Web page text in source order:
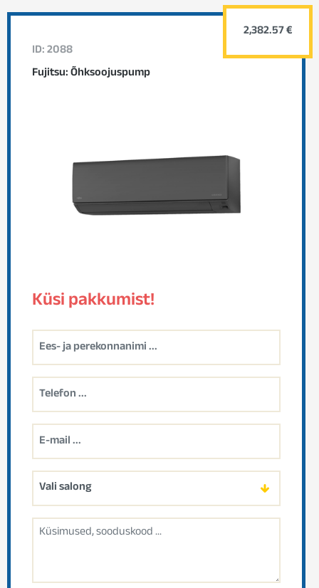
ID: 2088
Fujitsu: Õhksoojuspump
Küsi pakkumist!
2,382.57 €